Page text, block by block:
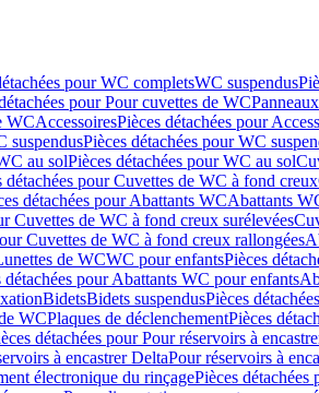
pour WC completsWC suspendus
pour Pour cuvettes de WC
WCAccessoiresPièces détachées pour
suspendusPièces détachées pour WC
au solPièces détachées pour WC au sol
détachées pour Cuvettes de WC à fond creux
détachées pour Abattants WCAbattants
Cuvettes de WC à fond creux surélevées
Cuvettes de WC à fond creux rallongées
de WCWC pour enfantsPièces
détachées pour Abattants WC pour enfants
BidetsBidets suspendusPièces
WCPlaques de déclenchementPièces
détachées pour Pour réservoirs à
à encastrer DeltaPour réservoirs à
électronique du rinçagePièces